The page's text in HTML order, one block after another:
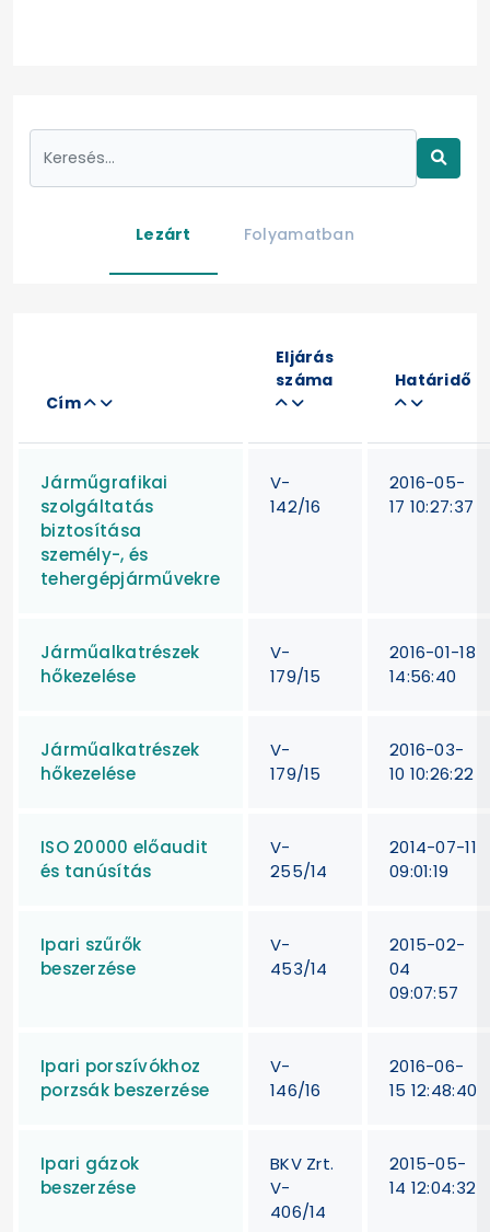
Lezárt Folyamatban
Cím
Eljárás
száma
Határidő
Járműgrafikai
szolgáltatás
biztosítása
személy-, és
tehergépjárművekre
V-
142/16
2016-05-
17 10:27:37
Járműalkatrészek
hőkezelése
V-
179/15
2016-01-18
14:56:40
Járműalkatrészek
hőkezelése
V-
179/15
2016-03-
10 10:26:22
ISO 20000 előaudit
és tanúsítás
V-
255/14
2014-07-11
09:01:19
Ipari szűrők
beszerzése
V-
453/14
2015-02-
04
09:07:57
Ipari porszívókhoz
porzsák beszerzése
V-
146/16
2016-06-
15 12:48:40
Ipari gázok
beszerzése
BKV Zrt.
V-
406/14
2015-05-
14 12:04:32